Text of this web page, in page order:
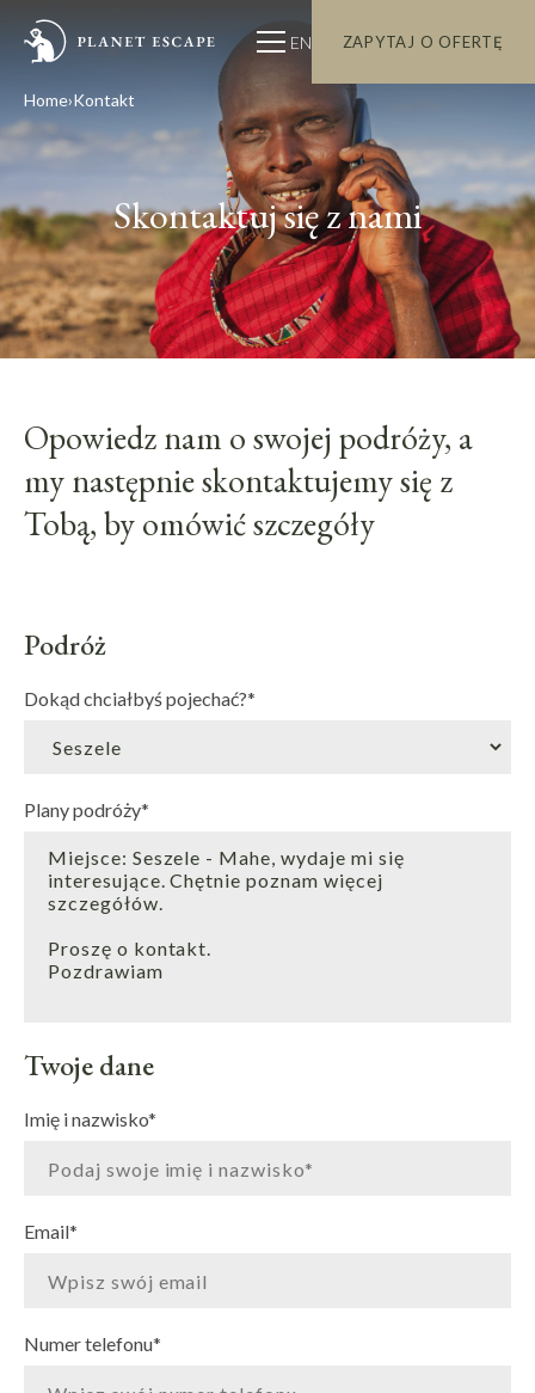
EN ZAPYTAJ O OFERTĘ
Home Kontakt
Skontaktuj się z nami
Opowiedz nam o swojej podróży, a
my następnie skontaktujemy się z
Tobą, by omówić szczegóły
Podróż
Dokąd chciałbyś pojechać?*
Plany podróży*
Twoje dane
Imię i nazwisko*
Email*
Numer telefonu*